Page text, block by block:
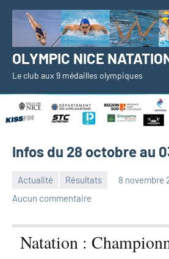
Aller
OLYMPIC NICE
Le club aux 9 médailles olympiques
Infos du 28 octobre au
Actualité Résultats 8 novembre
Aucun commentaire
Natation :